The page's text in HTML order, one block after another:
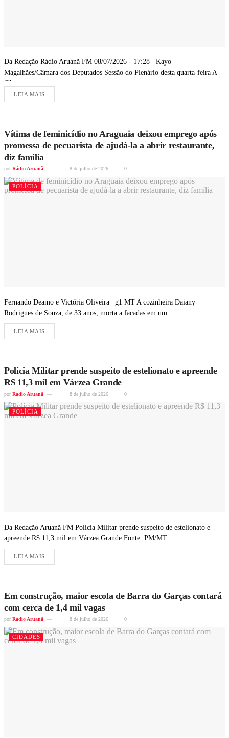
Da Redação Rádio Aruanã FM 08/07/2026 - 17:28 Kayo
Magalhães/Câmara dos Deputados Sessão do Plenário desta quarta-feira A
Câmara...
LEIA MAIS
Vítima de feminicídio no Araguaia deixou emprego após
promessa de pecuarista de ajudá-la a abrir restaurante,
diz família
por Rádio Aruanã 8 de julho de 2026 0
POLÍCIA
Fernando Deamo e Victória Oliveira | g1 MT A cozinheira Daiany
Rodrigues de Souza, de 33 anos, morta a facadas em um...
LEIA MAIS
Polícia Militar prende suspeito de estelionato e apreende
R$ 11,3 mil em Várzea Grande
por Rádio Aruanã 8 de julho de 2026 0
POLÍCIA
Da Redação Aruanã FM Polícia Militar prende suspeito de estelionato e
apreende R$ 11,3 mil em Várzea Grande Fonte: PM/MT
LEIA MAIS
Em construção, maior escola de Barra do Garças contará
com cerca de 1,4 mil vagas
por Rádio Aruanã 8 de julho de 2026 0
CIDADES